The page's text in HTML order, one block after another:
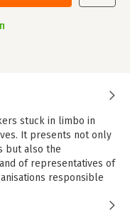
stuck in limbo in
It presents not only
but also the
of representatives of
responsible